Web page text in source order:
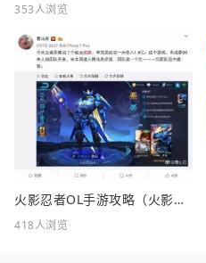
353人浏览
火影忍者OL手游攻略（火影忍者OL手游攻略站）
418人浏览